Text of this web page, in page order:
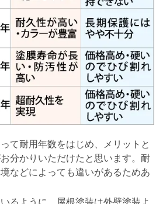
て耐用年数をはじめ、メリットと
分かりいただけたと思います。耐
などによっても違いがあるためあ
るように、屋根塗装は外壁塗装よ